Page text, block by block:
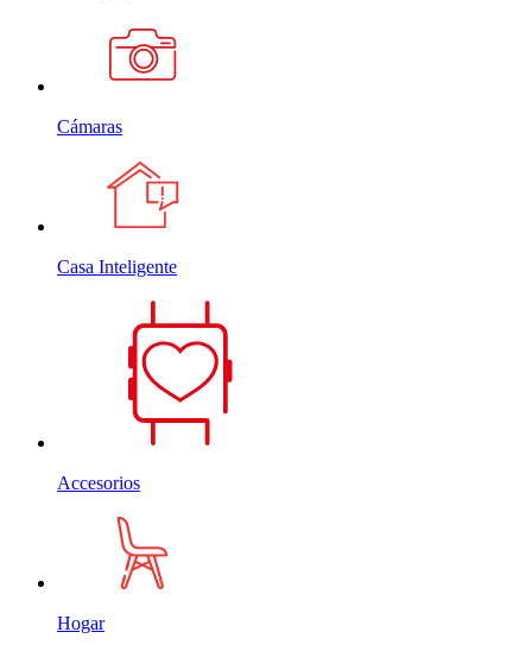
Cámaras
Casa Inteligente
Accesorios
Hogar